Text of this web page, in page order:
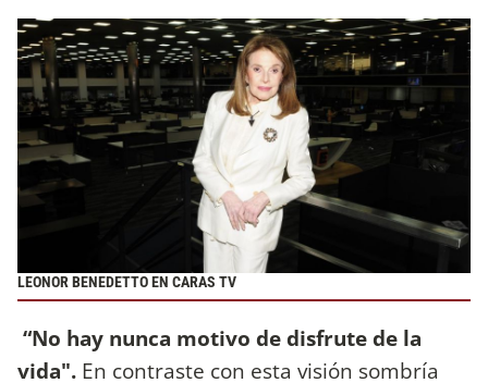
LEONOR BENEDETTO EN CARAS TV
“No hay nunca motivo de disfrute de la
vida". En contraste con esta visión sombría